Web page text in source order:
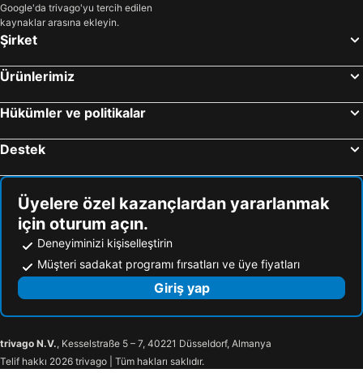
Google'da trivago'yu tercih edilen
kaynaklar arasına ekleyin.
Şirket
Ürünlerimiz
Hükümler ve politikalar
Destek
Üyelere özel kazançlardan yararlanmak
için oturum açın.
Deneyiminizi kişiselleştirin
Müşteri sadakat programı fırsatları ve üye fiyatları
Giriş yap
trivago N.V., Kesselstraße 5 – 7, 40221 Düsseldorf, Almanya
Telif hakkı 2026 trivago | Tüm hakları saklıdır.